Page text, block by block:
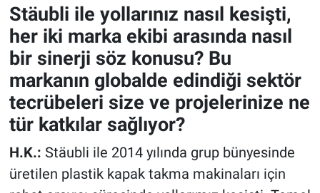
Stäubli ile yollarınız nasıl kesişti,
her iki marka ekibi arasında nasıl
bir sinerji söz konusu? Bu
markanın globalde edindiği sektör
tecrübeleri size ve projelerinize ne
tür katkılar sağlıyor?
H.K.: Stäubli ile 2014 yılında grup bünyesinde
üretilen plastik kapak takma makinaları için